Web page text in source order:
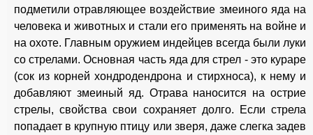
подметили отравляющее воздействие змеиного яда на
человека и животных и стали его применять на войне и
на охоте. Главным оружием индейцев всегда были луки
со стрелами. Основная часть яда для стрел - это кураре
(сок из корней хондродендрона и стирхноса), к нему и
добавляют змеиный яд. Отрава наносится на острие
стрелы, свойства свои сохраняет долго. Если стрела
попадает в крупную птицу или зверя, даже слегка задев